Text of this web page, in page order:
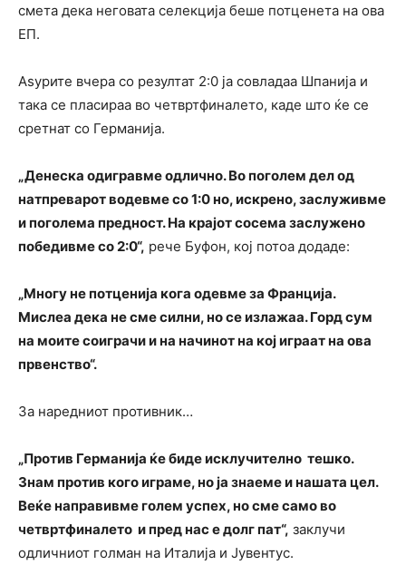
смета дека неговата селекција беше потценета на ова
ЕП.
Аѕурите вчера со резултат 2:0 ја совладаа Шпанија и
така се пласираа во четвртфиналето, каде што ќе се
сретнат со Германија.
„Денеска одигравме одлично. Во поголем дел од
натпреварот водевме со 1:0 но, искрено, заслуживме
и поголема предност. На крајот сосема заслужено
победивме со 2:0“, рече Буфон, кој потоа додаде:
„Многу не потценија кога одевме за Франција.
Мислеа дека не сме силни, но се излажаа. Горд сум
на моите соиграчи и на начинот на кој играат на ова
првенство“.
За наредниот противник…
„Против Германија ќе биде исклучително тешко.
Знам против кого играме, но ја знаеме и нашата цел.
Веќе направивме голем успех, но сме само во
четвртфиналето и пред нас е долг пат“, заклучи
одличниот голман на Италија и Јувентус.